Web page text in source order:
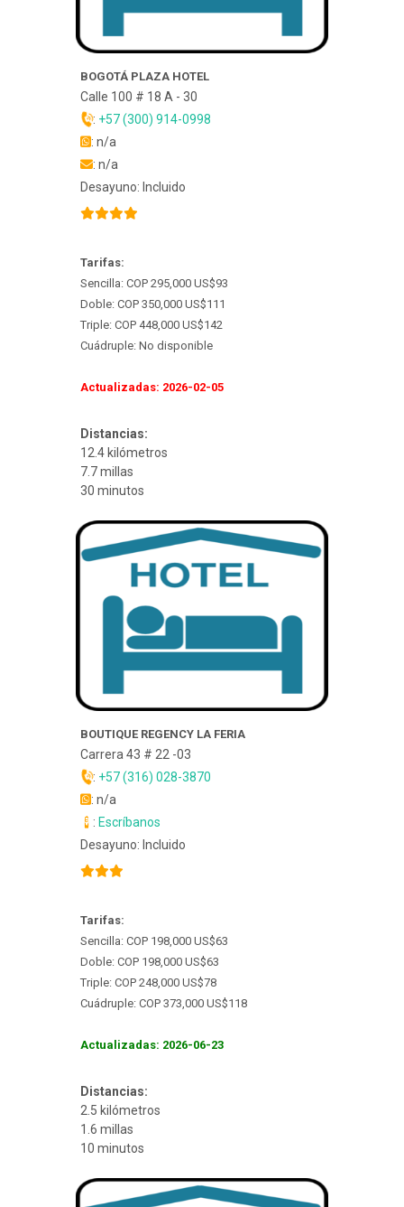
BOGOTÁ PLAZA HOTEL
Calle 100 # 18 A - 30
: +57 (300) 914-0998
: n/a
: n/a
Desayuno: Incluido
Tarifas:
Sencilla: COP 295,000 US$93
Doble: COP 350,000 US$111
Triple: COP 448,000 US$142
Cuádruple: No disponible
Actualizadas: 2026-02-05
Distancias:
12.4 kilómetros
7.7 millas
30 minutos
BOUTIQUE REGENCY LA FERIA
Carrera 43 # 22 -03
: +57 (316) 028-3870
: n/a
: Escríbanos
Desayuno: Incluido
Tarifas:
Sencilla: COP 198,000 US$63
Doble: COP 198,000 US$63
Triple: COP 248,000 US$78
Cuádruple: COP 373,000 US$118
Actualizadas: 2026-06-23
Distancias:
2.5 kilómetros
1.6 millas
10 minutos